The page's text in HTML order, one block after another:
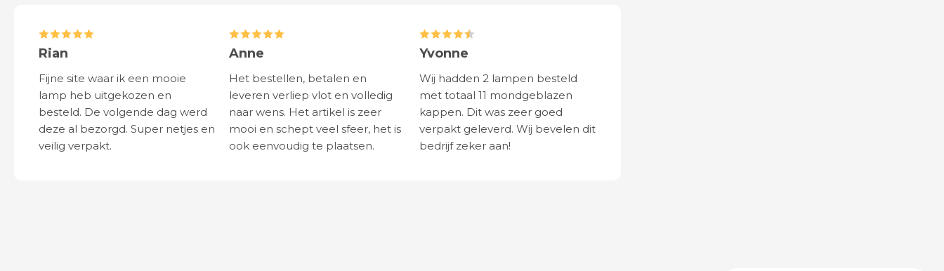
Rian
Fijne site waar ik een mooie
lamp heb uitgekozen en
besteld. De volgende dag werd
deze al bezorgd. Super netjes en
veilig verpakt.
Anne
Het bestellen, betalen en
leveren verliep vlot en volledig
naar wens. Het artikel is zeer
mooi en schept veel sfeer, het is
ook eenvoudig te plaatsen.
Yvonne
Wij hadden 2 lampen besteld
met totaal 11 mondgeblazen
kappen. Dit was zeer goed
verpakt geleverd. Wij bevelen dit
bedrijf zeker aan!